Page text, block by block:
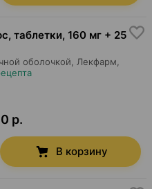
таблетки, 160 мг + 25
оболочкой, Лекфарм
р.
В корзину